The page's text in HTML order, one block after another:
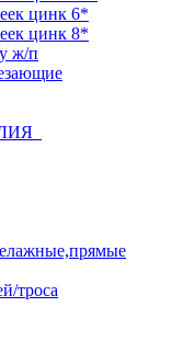
цинк 6*
цинк 8*
ж/п
троса